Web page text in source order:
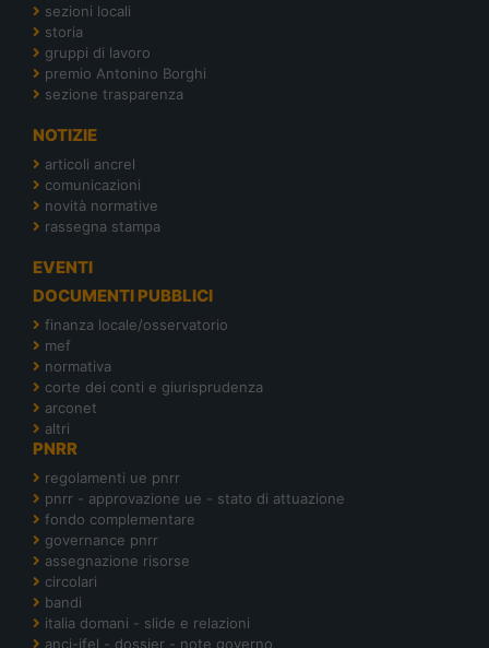
sezioni locali
storia
gruppi di lavoro
premio Antonino Borghi
sezione trasparenza
NOTIZIE
articoli ancrel
comunicazioni
novità normative
rassegna stampa
EVENTI
DOCUMENTI PUBBLICI
finanza locale/osservatorio
mef
normativa
corte dei conti e giurisprudenza
arconet
altri
PNRR
regolamenti ue pnrr
pnrr - approvazione ue - stato di attuazione
fondo complementare
governance pnrr
assegnazione risorse
circolari
bandi
italia domani - slide e relazioni
anci-ifel - dossier - note governo